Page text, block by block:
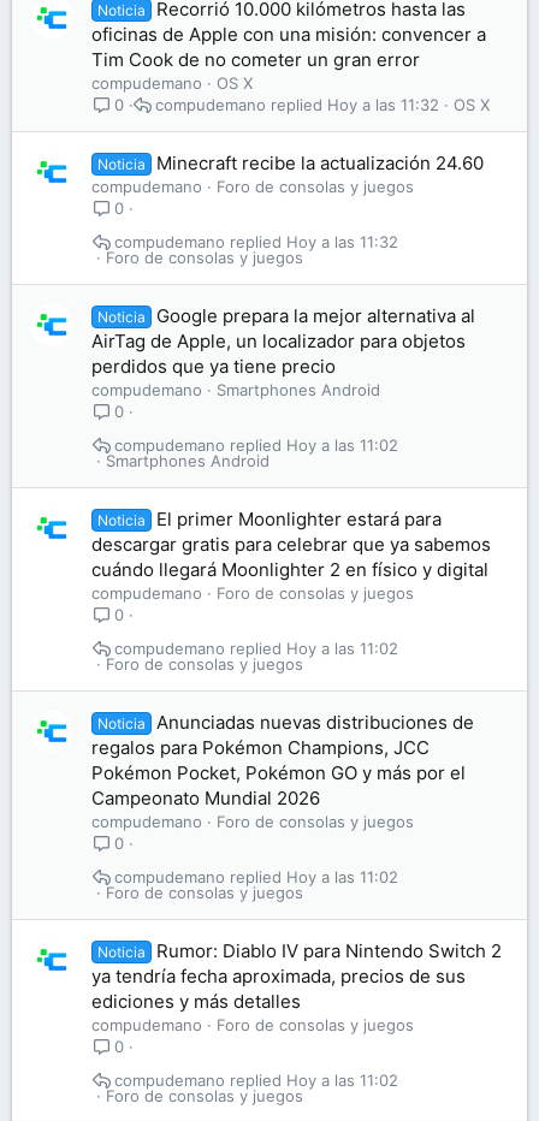
Noticia
Recorrió 10.000 kilómetros hasta las
oficinas de Apple con una misión: convencer a
Tim Cook de no cometer un gran error
compudemano
OS X
0
OS X
Hoy a las 11:32
compudemano
Noticia Minecraft recibe la actualización 24.60
compudemano
Foro de consolas y juegos
0
Foro de consolas y juegos
Hoy a las 11:32
compudemano
Noticia
Google prepara la mejor alternativa al
AirTag de Apple, un localizador para objetos
perdidos que ya tiene precio
compudemano
Smartphones Android
0
Smartphones Android
Hoy a las 11:02
compudemano
Noticia
El primer Moonlighter estará para
descargar gratis para celebrar que ya sabemos
cuándo llegará Moonlighter 2 en físico y digital
compudemano
Foro de consolas y juegos
0
Foro de consolas y juegos
Hoy a las 11:02
compudemano
Noticia
Anunciadas nuevas distribuciones de
regalos para Pokémon Champions, JCC
Pokémon Pocket, Pokémon GO y más por el
Campeonato Mundial 2026
compudemano
Foro de consolas y juegos
0
Foro de consolas y juegos
Hoy a las 11:02
compudemano
Noticia
Rumor: Diablo IV para Nintendo Switch 2
ya tendría fecha aproximada, precios de sus
ediciones y más detalles
compudemano
Foro de consolas y juegos
0
Foro de consolas y juegos
Hoy a las 11:02
compudemano